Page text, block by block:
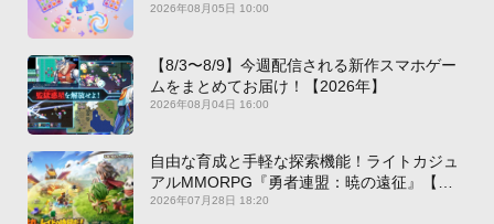
2026年08月05日 10:00
【8/3〜8/9】今週配信される新作スマホゲー
ムをまとめてお届け！【2026年】
2026年08月04日 16:00
自由な育成と手軽な探索機能！ライトカジュ
アルMMORPG『勇者連盟：暁の遠征』【最
新作PICKUP】
2026年07月28日 18:20